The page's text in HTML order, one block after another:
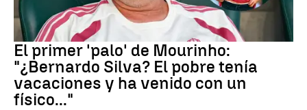
Real Madrid
El primer 'palo' de Mourinho:
"¿Bernardo Silva? El pobre tenía
vacaciones y ha venido con un
físico..."